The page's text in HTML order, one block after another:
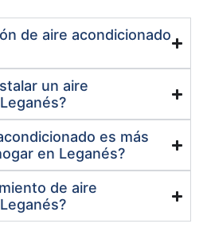
de aire acondicionado
un aire
es más
en Leganés?
de aire